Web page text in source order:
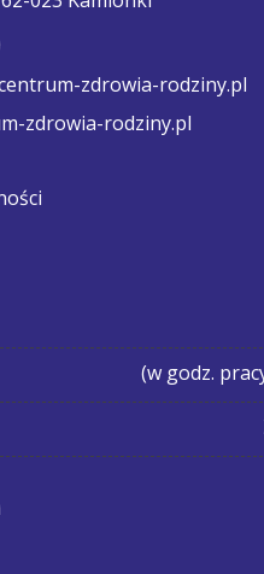
zdrowia-rodziny.pl
zdrowia-rodziny.pl
(w godz.